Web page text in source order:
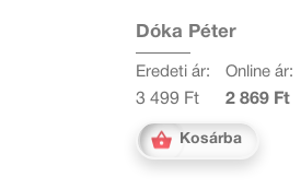
Dóka Péter
Eredeti ár:
3 499 Ft
Online ár:
2 869 Ft
Kosárba